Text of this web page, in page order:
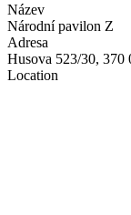
Název
Národní pavilon Z
Adresa
Husova 523/30, 370
Location